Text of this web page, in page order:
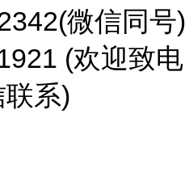
微信同号)
(欢迎致电
系)